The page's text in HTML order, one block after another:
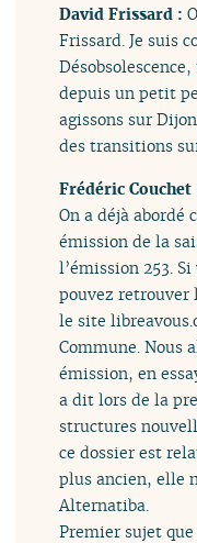
David Frissard :
Frissard. Je suis
depuis un petit
agissons sur
des transitions
Frédéric
On a déjà abordé
émission de la
l’émission 253.
pouvez retrouver
le site
Commune. Nous
émission, en
a dit lors de la
structures
ce dossier est
plus ancien, elle
Alternatiba.
Premier sujet